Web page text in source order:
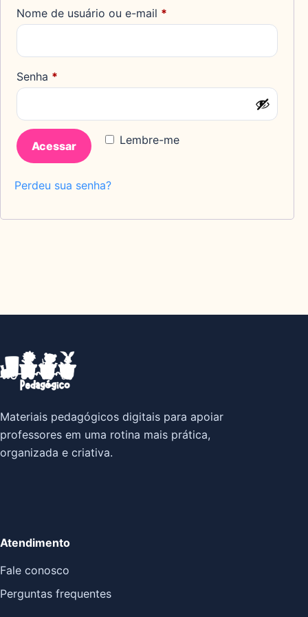
Nome de usuário ou e-mail *
Senha *
Lembre-me
Acessar
Perdeu sua senha?
Materiais pedagógicos digitais para apoiar
professores em uma rotina mais prática,
organizada e criativa.
Atendimento
Fale conosco
Perguntas frequentes